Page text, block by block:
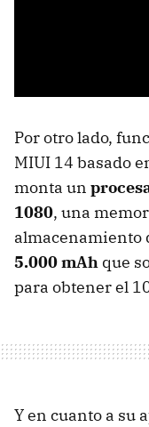
Por otro lado,
MIUI 14 basado
monta un
1080, una
almacenamiento
5.000 mAh que
para obtener el
Y en cuanto a su